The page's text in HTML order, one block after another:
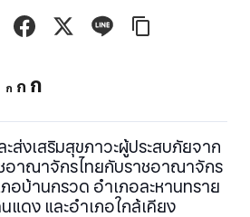
กDecrease
กReset
กIncrease
size.
ะส่งเสริมสุขภาวะผู้ประสบภัยจาก
ชอาณาจักรไทยกับราชอาณาจักร
อบ้านกรวด อำเภอละหานทราย
แดง และอำเภอใกล้เคียง